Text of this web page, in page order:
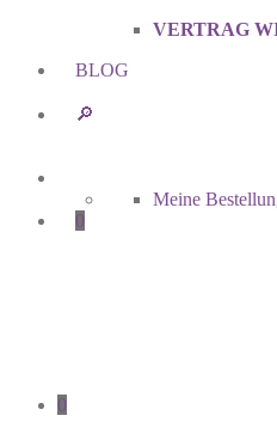
VERTRAG
BLOG
🔎︎
Meine
0
0